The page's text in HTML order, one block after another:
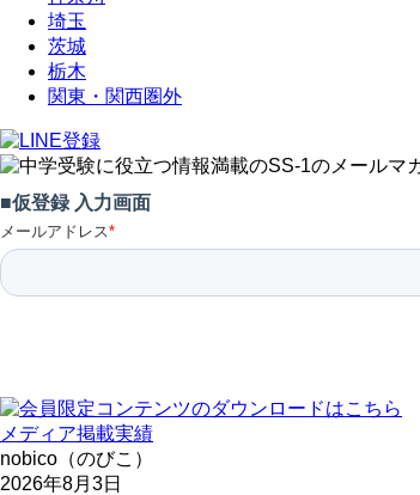
埼玉
茨城
栃木
関東・関西圏外
メディア掲載実績
nobico（のびこ）
2026年8月3日